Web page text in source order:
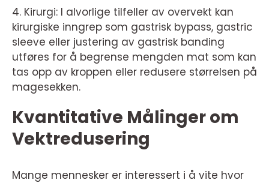
4. Kirurgi: I alvorlige tilfeller av overvekt kan
kirurgiske inngrep som gastrisk bypass, gastric
sleeve eller justering av gastrisk banding
utføres for å begrense mengden mat som kan
tas opp av kroppen eller redusere størrelsen på
magesekken.
Kvantitative Målinger om
Vektredusering
Mange mennesker er interessert i å vite hvor